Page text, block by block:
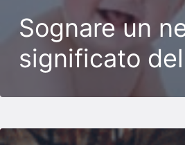
Sognare un
significato